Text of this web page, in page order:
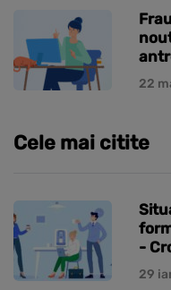
22
Cele mai citite
-
29